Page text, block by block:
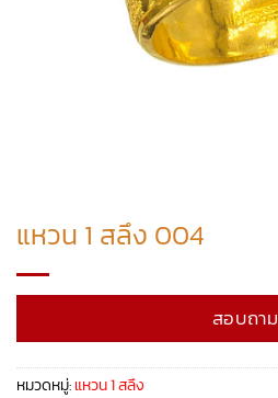
แหวน 1 สลึง 004
สอบถาม
หมวดหมู่:แหวน 1 สลึง